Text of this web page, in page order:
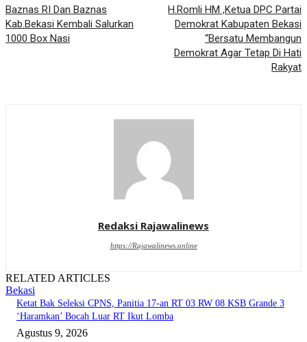
Baznas RI Dan Baznas
Kab.Bekasi Kembali Salurkan
1000 Box Nasi
H.Romli HM ,Ketua DPC Partai
Demokrat Kabupaten Bekasi
“Bersatu Membangun
Demokrat Agar Tetap Di Hati
Rakyat
Redaksi Rajawalinews
https://Rajawalinews.online
RELATED ARTICLES
Bekasi
Ketat Bak Seleksi CPNS, Panitia 17-an RT 03 RW 08 KSB Grande 3
‘Haramkan’ Bocah Luar RT Ikut Lomba
Agustus 9, 2026